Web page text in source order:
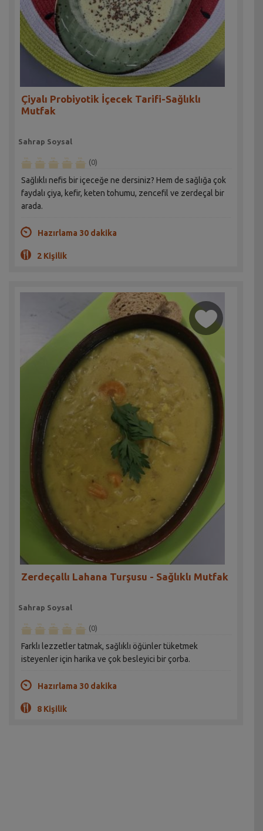
Çiyalı Probiyotik İçecek Tarifi-Sağlıklı
Mutfak
Sahrap Soysal
(0)
Sağlıklı nefis bir içeceğe ne dersiniz? Hem de sağlığa çok
faydalı çiya, kefir, keten tohumu, zencefil ve zerdeçal bir
arada.
Hazırlama 30 dakika
2 Kişilik
Zerdeçallı Lahana Turşusu - Sağlıklı Mutfak
Sahrap Soysal
(0)
Farklı lezzetler tatmak, sağlıklı öğünler tüketmek
isteyenler için harika ve çok besleyici bir çorba.
Hazırlama 30 dakika
8 Kişilik